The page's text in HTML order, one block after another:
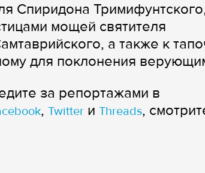
Спиридона
мощей святителя
а также к
для поклонения
за репортажами в
, Twitter и Threads,